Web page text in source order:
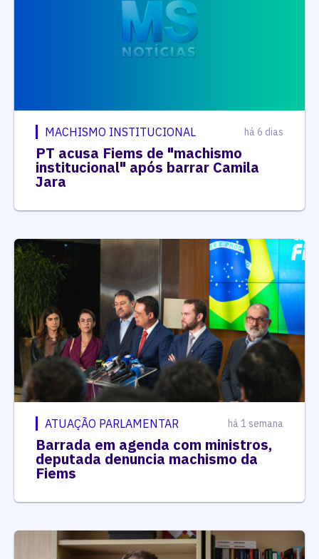
MACHISMO INSTITUCIONAL há 6 dias
PT acusa Fiems de "machismo
institucional" após barrar Camila
Jara
ATUAÇÃO PARLAMENTAR há 1 semana
Barrada em agenda com ministros,
deputada denuncia machismo da
Fiems